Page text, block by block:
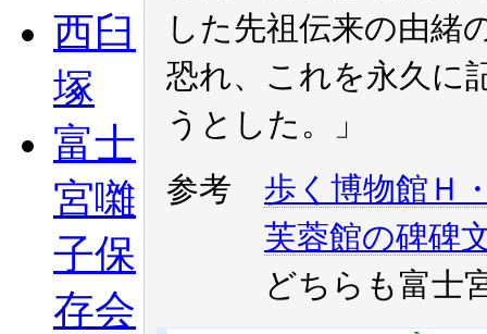
西臼
塚
富士
宮囃
子保
存会
した先祖伝来の由緒
恐れ、これを永久に
うとした。」
参考 歩く博物館Ｈ
芙蓉館の碑碑
どちらも富士宮